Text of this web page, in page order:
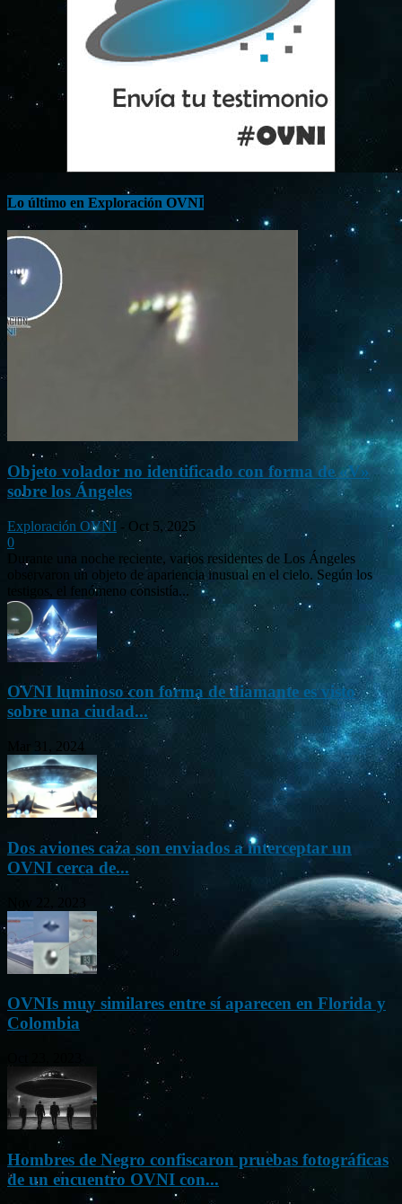
Lo último en Exploración OVNI
Objeto volador no identificado con forma de «V»
sobre los Ángeles
Exploración OVNI - Oct 5, 2025
0
Durante una noche reciente, varios residentes de Los Ángeles
observaron un objeto de apariencia inusual en el cielo. Según los
testigos, el fenómeno consistía...
OVNI luminoso con forma de diamante es visto
sobre una ciudad...
Mar 31, 2024
Dos aviones caza son enviados a interceptar un
OVNI cerca de...
OVNIs muy similares entre sí aparecen en Florida y
Colombia
Hombres de Negro confiscaron pruebas fotográficas
de un encuentro OVNI con...